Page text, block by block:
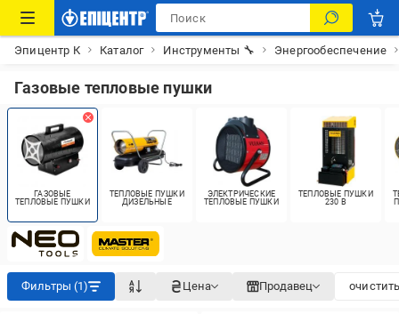
Эпицентр К Каталог Инструменты 🔧 Энергообеспечение
Газовые тепловые пушки
ГАЗОВЫЕ
ТЕПЛОВЫЕ ПУШКИ
ТЕПЛОВЫЕ ПУШКИ
ДИЗЕЛЬНЫЕ
ЭЛЕКТРИЧЕСКИЕ
ТЕПЛОВЫЕ ПУШКИ
ТЕПЛОВЫЕ ПУШКИ
230 В
Фильтры (1) Цена Продавец